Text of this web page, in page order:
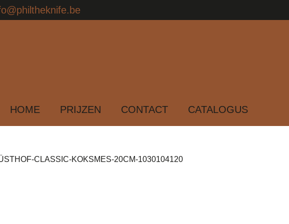
HOME PRIJZEN CONTACT CATALOGUS
CLASSIC-KOKSMES-20CM-1030104120